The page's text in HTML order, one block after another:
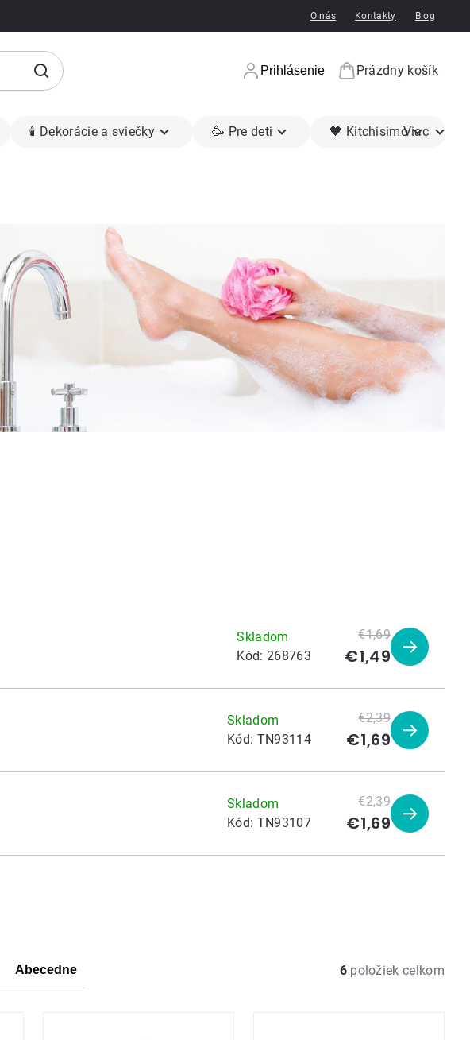
O nás Kontakty Blog
Prihlásenie
Nákupný
Prázdny košík
🕯 Dekorácie a sviečky 🥳 Pre deti 🖤 KitchisimoViac
Skladom
Kód:268763
€1,69
€1,49
Zobraziť
Skladom
Kód: TN93114
€2,39
€1,69
Zobraziť
Skladom
Kód: TN93107
€2,39
€1,69
Zobraziť
Abecedne 6položiek celkom